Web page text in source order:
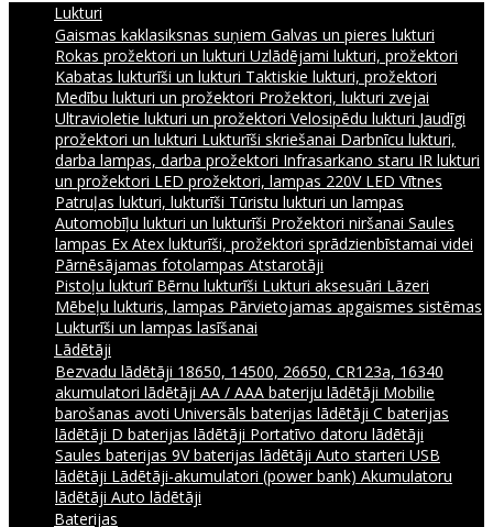
Lukturi
Gaismas kaklasiksnas suņiem Galvas un pieres lukturi
Rokas prožektori un lukturi Uzlādējami lukturi, prožektori
Kabatas lukturīši un lukturi Taktiskie lukturi, prožektori
Medību lukturi un prožektori Prožektori, lukturi zvejai
Ultravioletie lukturi un prožektori Velosipēdu lukturi Jaudīgi
prožektori un lukturi Lukturīši skriešanai Darbnīcu lukturi,
darba lampas, darba prožektori Infrasarkano staru IR lukturi
un prožektori LED prožektori, lampas 220V LED Vītnes
Patruļas lukturi, lukturīši Tūristu lukturi un lampas
Automobīļu lukturi un lukturīši Prožektori niršanai Saules
lampas Ex Atex lukturīši, prožektori sprādzienbīstamai videi
Pārnēsājamas fotolampas Atstarotāji
Pistoļu lukturī Bērnu lukturīši Lukturi aksesuāri Lāzeri
Mēbeļu lukturis, lampas Pārvietojamas apgaismes sistēmas
Lukturīši un lampas lasīšanai
Lādētāji
Bezvadu lādētāji 18650, 14500, 26650, CR123a, 16340
akumulatori lādētāji AA / AAA bateriju lādētāji Mobilie
barošanas avoti Universāls baterijas lādētāji C baterijas
lādētāji D baterijas lādētāji Portatīvo datoru lādētāji
Saules baterijas 9V baterijas lādētāji Auto starteri USB
lādētāji Lādētāji-akumulatori (power bank) Akumulatoru
lādētāji Auto lādētāji
Baterijas